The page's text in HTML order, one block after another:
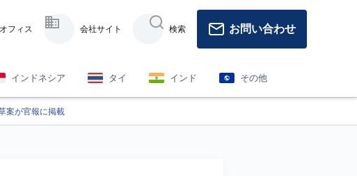
オフィス
会社サイト 検索 お問い合わせ
インドネシア タイ インド その他
案が官報に掲載